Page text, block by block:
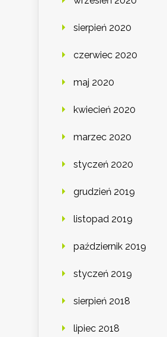
sierpień 2020
czerwiec 2020
maj 2020
kwiecień 2020
marzec 2020
styczeń 2020
grudzień 2019
listopad 2019
październik 2019
styczeń 2019
sierpień 2018
lipiec 2018